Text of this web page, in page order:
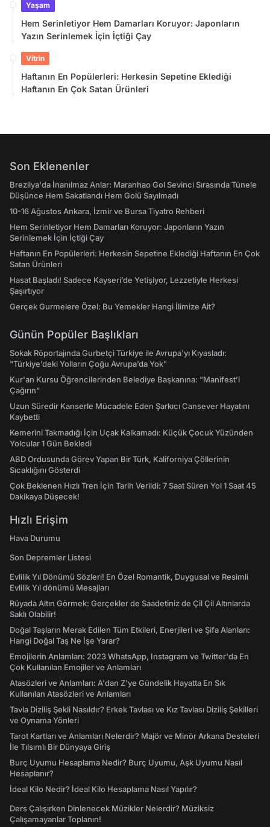
Yaşam
Hem Serinletiyor Hem Damarları Koruyor: Japonların
Yazın Serinlemek İçin İçtiği Çay
Vitrin
Haftanın En Popülerleri: Herkesin Sepetine Eklediği
Haftanın En Çok Satan Ürünleri
Son Eklenenler
Brezilya'da İnanılmaz Anlar: Maranhao Gol Sevinci Sırasında Tünele
Düşünce Hem Sakatlandı Hem Golü Sayılmadı
10-16 Ağustos Ankara, İzmir ve Bursa Tiyatro Rehberi
Hem Serinletiyor Hem Damarları Koruyor: Japonların Yazın
Serinlemek İçin İçtiği Çay
Haftanın En Popülerleri: Herkesin Sepetine Eklediği Haftanın En Çok
Satan Ürünleri
Hasat Başladı! Sadece Kayseri’de Yetişiyor, Lezzetiyle Herkesi
Şaşırtıyor
Gerçek Gurmelere Özel: Bu Yemekler Hangi İlimize Ait?
Günün Popüler Başlıkları
Sokak Röportajında Gurbetçi Türkiye ile Avrupa'yı Kıyasladı:
"Türkiye’deki Yolların Çoğu Avrupa’da Yok"
Kur'an Kursu Öğrencilerinden Belediye Başkanına: "Manifest’i
Çağırın"
Uzun Süredir Kanserle Mücadele Eden Şarkıcı Cansever Hayatını
Kaybetti
Kemerini Takmadığı İçin Uçak Kalkamadı: Küçük Çocuk Yüzünden
Yolcular 1 Gün Bekledi
ABD Ordusunda Görev Yapan Bir Türk, Kaliforniya Çöllerinin
Sıcaklığını Gösterdi
Çok Beklenen Hızlı Tren İçin Tarih Verildi: 7 Saat Süren Yol 1 Saat 45
Dakikaya Düşecek!
Hızlı Erişim
Hava Durumu
Son Depremler Listesi
Evlilik Yıl Dönümü Sözleri! En Özel Romantik, Duygusal ve Resimli
Evlilik Yıl dönümü Mesajları
Rüyada Altın Görmek: Gerçekler de Saadetiniz de Çil Çil Altınlarda
Saklı Olabilir!
Doğal Taşların Merak Edilen Tüm Etkileri, Enerjileri ve Şifa Alanları:
Hangi Doğal Taş Ne İşe Yarar?
Emojilerin Anlamları: 2023 WhatsApp, Instagram ve Twitter'da En
Çok Kullanılan Emojiler ve Anlamları
Atasözleri ve Anlamları: A'dan Z'ye Gündelik Hayatta En Sık
Kullanılan Atasözleri ve Anlamları
Tavla Diziliş Şekli Nasıldır? Erkek Tavlası ve Kız Tavlası Diziliş Şekilleri
ve Oynama Yönleri
Tarot Kartları ve Anlamları Nelerdir? Majör ve Minör Arkana Desteleri
İle Tılsımlı Bir Dünyaya Giriş
Burç Uyumu Hesaplama Nedir? Burç Uyumu, Aşk Uyumu Nasıl
Hesaplanır?
İdeal Kilo Nedir? İdeal Kilo Hesaplama Nasıl Yapılır?
Ders Çalışırken Dinlenecek Müzikler Nelerdir? Müziksiz
Çalışamayanlar Toplanın!